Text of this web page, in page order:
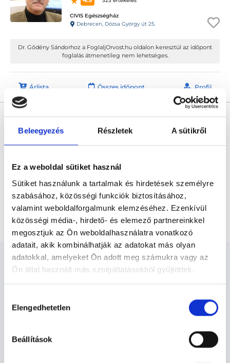
Beleegyezés Részletek A sütikről
Ez a weboldal sütiket használ
Sütiket használunk a tartalmak és hirdetések személyre
szabásához, közösségi funkciók biztosításához,
valamint weboldalforgalmunk elemzéséhez. Ezenkívül
közösségi média-, hirdető- és elemező partnereinkkel
megosztjuk az Ön weboldalhasználatra vonatkozó
adatait, akik kombinálhatják az adatokat más olyan
adatokkal, amelyeket Ön adott meg számukra vagy az
Ön által használt más szolgáltatásokból gyűjtöttek.
szabályzat:https://foglaljorvost.hu/info/foglaljorvost-
kiválasztása
Elengedhetetlen
Beállítások
CIVIS Egészségház
Debrecen, Dózsa György út 25.
Dr. Gődény Sándorhoz a FoglaljOrvost.hu oldalon keresztül az időpont
foglalás átmenetileg nem lehetséges.
Árlista Összes időpont Profil
* Szakorvos jelölt (rezidens): általános orvosi oklevéllel rendelkező
megszerzésére irányuló képzésben vesz részt. Ezen orvosok által
önállóan nem végezhető szakmai tevékenységért teljes
felelősséggel tartozik és azt közvetlenül felügyeli az egészségügyi
felelősségét kizárja esetleges névazonosságért bármely szakorvos
Főoldal Endokrinológus Debrecen
Endokrinológus Debrecen -